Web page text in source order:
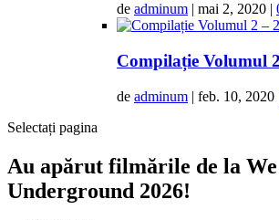
de adminum | mai 2, 2020 |
Compilație Volumul
de adminum | feb. 10, 2020
Selectați pagina
Au apărut filmările de la
Underground 2026!